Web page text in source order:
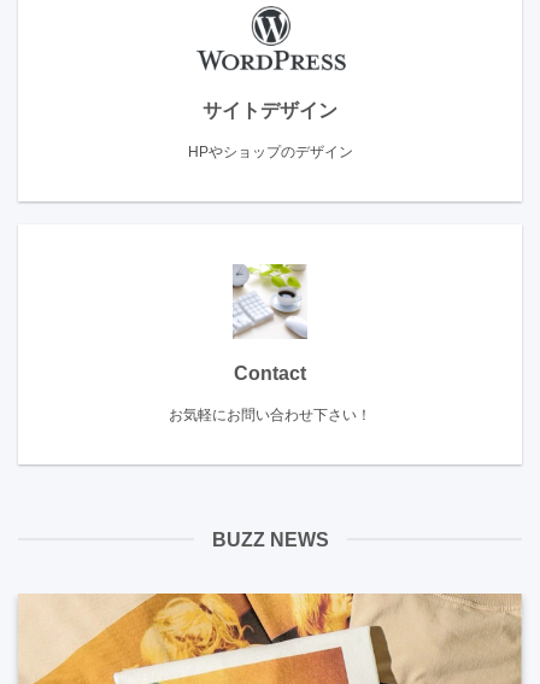
サイトデザイン
HPやショップのデザイン
Contact
お気軽にお問い合わせ下さい！
BUZZ NEWS